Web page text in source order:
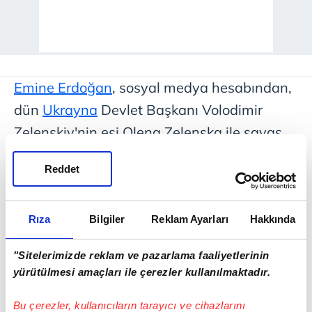
Rıza Bilgiler Reklam Ayarları Hakkında
"Sitelerimizde reklam ve pazarlama faaliyetlerinin
yürütülmesi amaçları ile çerezler kullanılmaktadır.
Bu çerezler, kullanıcıların tarayıcı ve cihazlarını
Reddet
Emine Erdoğan, sosyal medya hesabından,
dün Ukrayna Devlet Başkanı Volodimir
Zelenskiy'nin eşi Olena Zelenska ile savaş
mağduru Ukraynalı çocukların kaldığı
Eryaman Çocuk Evleri Sitesi'ni ve
Cumhurbaşkanlığı Millet Kütüphanesi'ni
ziyaret ettikleri görüntüleri paylaştı.
Emine Erdoğan'dan Türkiye-
Ukrayna ilişkilerine dair